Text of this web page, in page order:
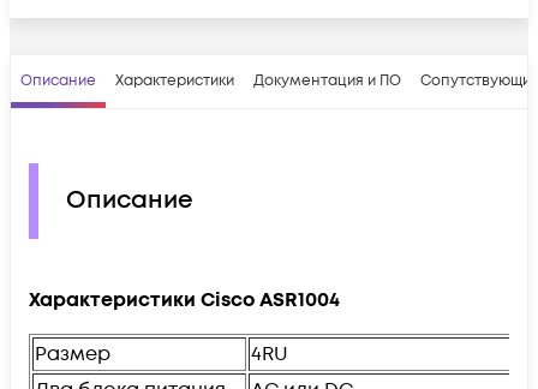
Описание Характеристики Документация и ПО
Описание
Характеристики Cisco ASR1004
Размер
4RU